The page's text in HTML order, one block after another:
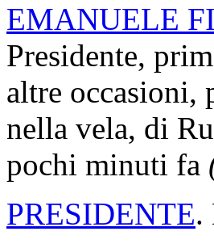
EMANUELE
Presidente,
altre occasioni,
nella vela, di
pochi minuti fa
PRESIDENTE.